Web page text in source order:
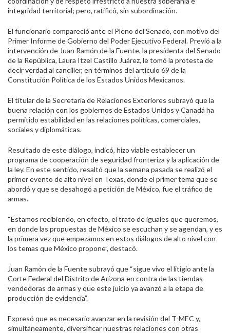
integridad territorial; pero, ratificó, sin subordinación.
El funcionario compareció ante el Pleno del Senado, con motivo del
Primer Informe de Gobierno del Poder Ejecutivo Federal. Previó a la
intervención de Juan Ramón de la Fuente, la presidenta del Senado
de la República, Laura Itzel Castillo Juárez, le tomó la protesta de
decir verdad al canciller, en términos del artículo 69 de la
Constitución Política de los Estados Unidos Mexicanos.
El titular de la Secretaría de Relaciones Exteriores subrayó que la
buena relación con los gobiernos de Estados Unidos y Canadá ha
permitido estabilidad en las relaciones políticas, comerciales,
sociales y diplomáticas.
Resultado de este diálogo, indicó, hizo viable establecer un
programa de cooperación de seguridad fronteriza y la aplicación de
la ley. En este sentido, resaltó que la semana pasada se realizó el
primer evento de alto nivel en Texas, donde el primer tema que se
abordó y que se desahogó a petición de México, fue el tráfico de
armas.
“Estamos recibiendo, en efecto, el trato de iguales que queremos,
en donde las propuestas de México se escuchan y se agendan, y es
la primera vez que empezamos en estos diálogos de alto nivel con
los temas que México propone”, destacó.
Juan Ramón de la Fuente subrayó que “sigue vivo el litigio ante la
Corte Federal del Distrito de Arizona en contra de las tiendas
vendedoras de armas y que este juicio ya avanzó a la etapa de
producción de evidencia”.
Expresó que es necesario avanzar en la revisión del T-MEC y,
simultáneamente, diversificar nuestras relaciones con otras